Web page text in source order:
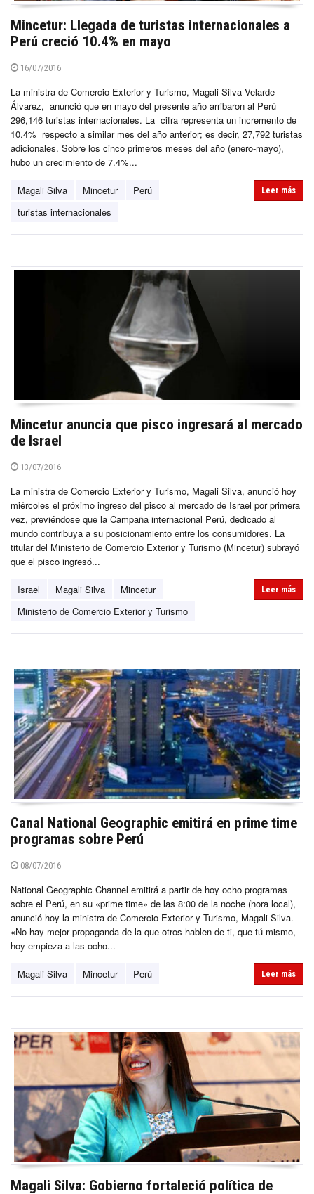
Mincetur: Llegada de turistas internacionales a
Perú creció 10.4% en mayo
16/07/2016
La ministra de Comercio Exterior y Turismo, Magali Silva Velarde-
Álvarez, anunció que en mayo del presente año arribaron al Perú
296,146 turistas internacionales. La cifra representa un incremento de
10.4% respecto a similar mes del año anterior; es decir, 27,792 turistas
adicionales. Sobre los cinco primeros meses del año (enero-mayo),
hubo un crecimiento de 7.4%...
Magali Silva Mincetur
Perú
turistas internacionales
Leer más
Mincetur anuncia que pisco ingresará al mercado
de Israel
13/07/2016
La ministra de Comercio Exterior y Turismo, Magali Silva, anunció hoy
miércoles el próximo ingreso del pisco al mercado de Israel por primera
vez, previéndose que la Campaña internacional Perú, dedicado al
mundo contribuya a su posicionamiento entre los consumidores. La
titular del Ministerio de Comercio Exterior y Turismo (Mincetur) subrayó
que el pisco ingresó...
Israel Magali Silva
Mincetur
Ministerio de Comercio Exterior y Turismo
Leer más
Canal National Geographic emitirá en prime time
programas sobre Perú
08/07/2016
National Geographic Channel emitirá a partir de hoy ocho programas
sobre el Perú, en su «prime time» de las 8:00 de la noche (hora local),
anunció hoy la ministra de Comercio Exterior y Turismo, Magali Silva.
«No hay mejor propaganda de la que otros hablen de ti, que tú mismo,
hoy empieza a las ocho...
Magali Silva Mincetur Perú Leer más
Magali Silva: Gobierno fortaleció política de